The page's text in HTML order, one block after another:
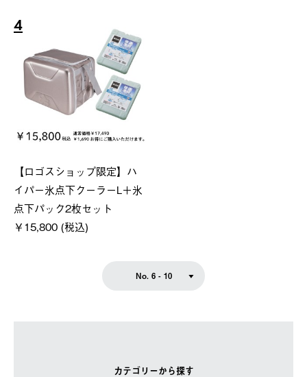
カテゴリーから探す
4
【ロゴスショップ限定】ハ
イパー氷点下クーラーL＋氷
点下パック2枚セット
￥15,800 (税込)
No. 6 - 10